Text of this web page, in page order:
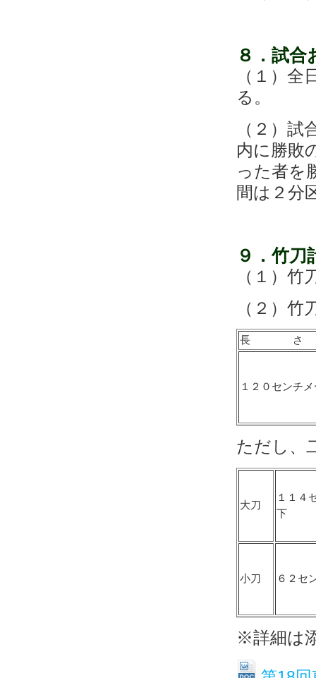
８．試合
（１）
る。
（２）
内に勝敗
った者を
間は２分
９．竹刀
（１）
（２）
長 さ
１２０センチ
ただし、
大刀
１１４
下
小刀 ６２セ
※詳細は